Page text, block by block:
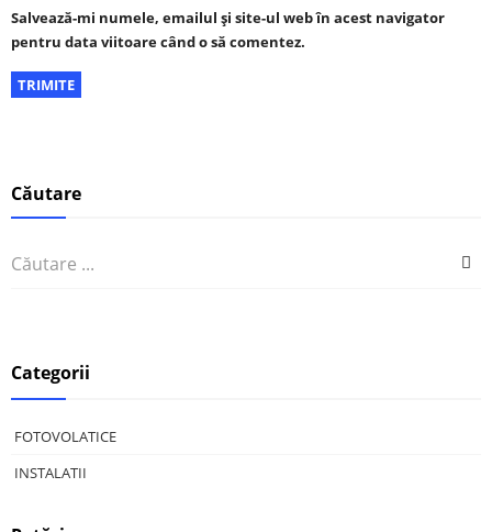
Salvează-mi numele, emailul și site-ul web în acest navigator
pentru data viitoare când o să comentez.
Căutare
Categorii
FOTOVOLATICE
INSTALATII